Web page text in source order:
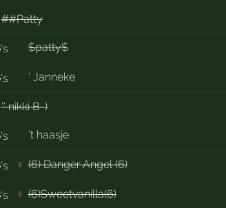
##Patty
$patty$
' Janneke
'' nikki B-)
't haasje
♀ (6) Danger Angel (6)
♀ (6)Sweetvanilla(6)